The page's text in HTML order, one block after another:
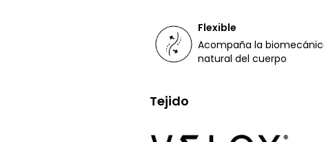
Flexible
Acompaña la
natural del cuerpo
Tejido